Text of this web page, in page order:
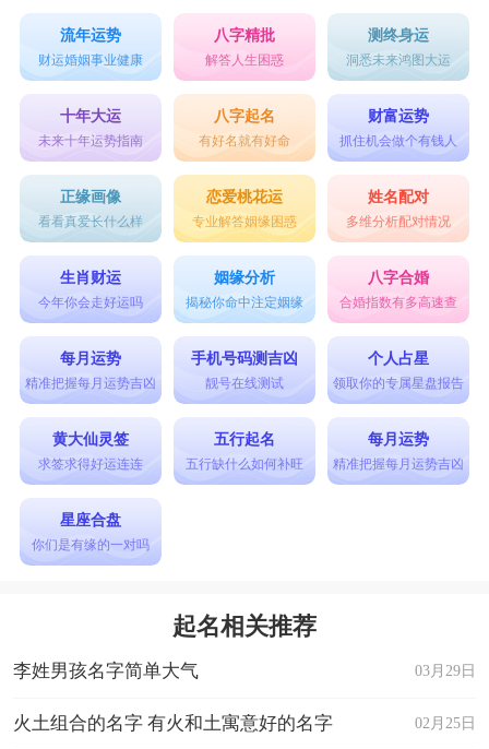
流年运势
财运婚姻事业健康
八字精批
解答人生困惑
测终身运
洞悉未来鸿图大运
十年大运
未来十年运势指南
八字起名
有好名就有好命
财富运势
抓住机会做个有钱人
正缘画像
看看真爱长什么样
恋爱桃花运
专业解答姻缘困惑
姓名配对
多维分析配对情况
生肖财运
今年你会走好运吗
姻缘分析
揭秘你命中注定姻缘
八字合婚
合婚指数有多高速查
每月运势
精准把握每月运势吉凶
手机号码测吉凶
靓号在线测试
个人占星
领取你的专属星盘报告
黄大仙灵签
求签求得好运连连
五行起名
五行缺什么如何补旺
每月运势
精准把握每月运势吉凶
星座合盘
你们是有缘的一对吗
起名相关推荐
03月29日
李姓男孩名字简单大气
02月25日
火土组合的名字 有火和土寓意好的名字